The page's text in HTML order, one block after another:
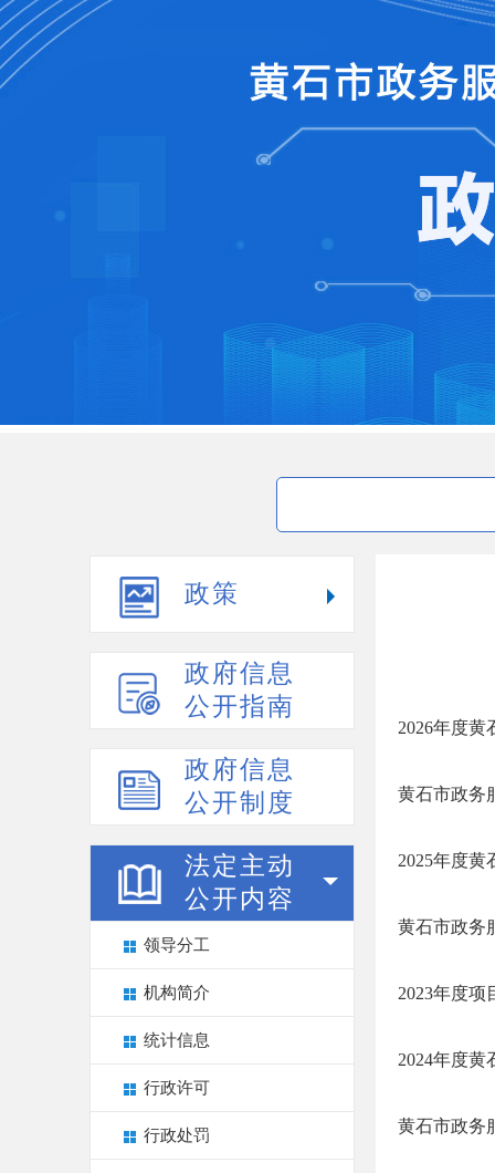
政策
政府信息
公开指南
政府信息
公开制度
法定主动
公开内容
领导分工
机构简介
统计信息
行政许可
行政处罚
2026年度
黄石市政务
2025年度
黄石市政务
2023年度项
2024年度
黄石市政务